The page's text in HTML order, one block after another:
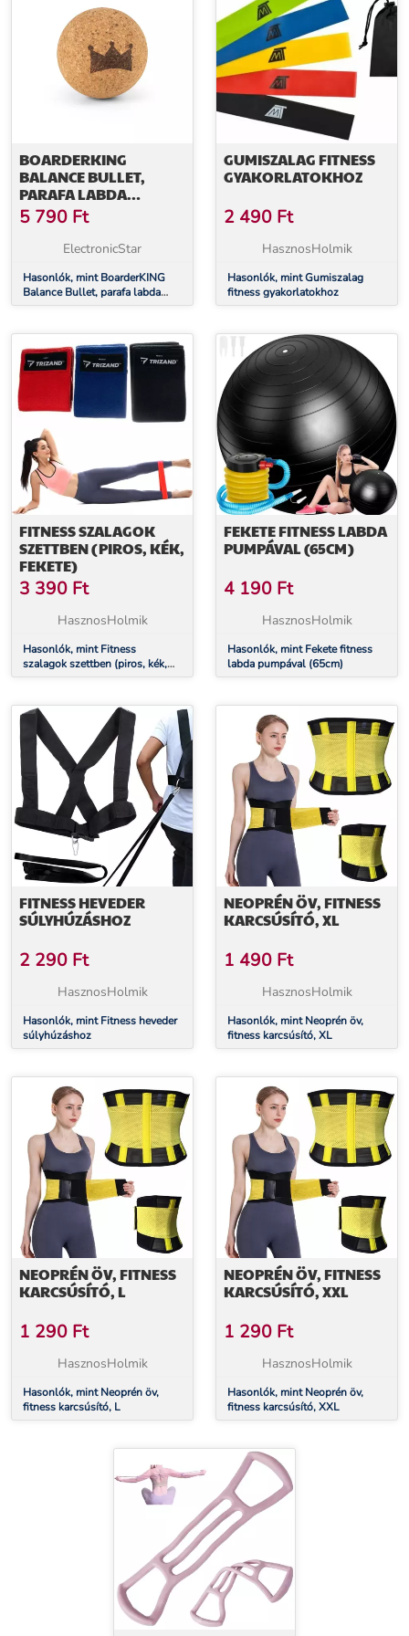
BOARDERKING
BALANCE BULLET,
PARAFA LABDA
EGYENSÚLYOZÓ
DESZKÁHOZ, FASCIAL
LABDA, MASSZÁZS
5 790 Ft
ElectronicStar
Hasonlók, mint BoarderKING
Balance Bullet, parafa labda
egyensúlyozó deszkához,
fitness labda
GUMISZALAG FITNESS
GYAKORLATOKHOZ
2 490 Ft
HasznosHolmik
Hasonlók, mint Gumiszalag
fitness gyakorlatokhoz
FITNESS SZALAGOK
SZETTBEN (PIROS, KÉK,
FEKETE)
3 390 Ft
HasznosHolmik
Hasonlók, mint Fitness
szalagok szettben (piros, kék,
fekete)
FEKETE FITNESS LABDA
PUMPÁVAL (65CM)
4 190 Ft
HasznosHolmik
Hasonlók, mint Fekete fitness
labda pumpával (65cm)
FITNESS HEVEDER
SÚLYHÚZÁSHOZ
2 290 Ft
HasznosHolmik
Hasonlók, mint Fitness heveder
súlyhúzáshoz
NEOPRÉN ÖV, FITNESS
KARCSÚSÍTÓ, XL
1 490 Ft
HasznosHolmik
Hasonlók, mint Neoprén öv,
fitness karcsúsító, XL
NEOPRÉN ÖV, FITNESS
KARCSÚSÍTÓ, L
1 290 Ft
HasznosHolmik
Hasonlók, mint Neoprén öv,
fitness karcsúsító, L
NEOPRÉN ÖV, FITNESS
KARCSÚSÍTÓ, XXL
1 290 Ft
HasznosHolmik
Hasonlók, mint Neoprén öv,
fitness karcsúsító, XXL